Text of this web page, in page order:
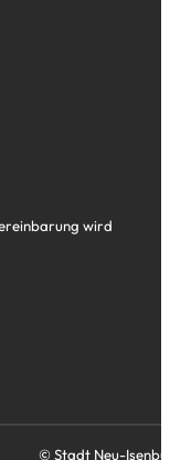
wird
© Stadt Neu-